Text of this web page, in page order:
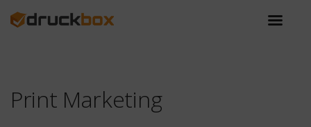
Print Marketing